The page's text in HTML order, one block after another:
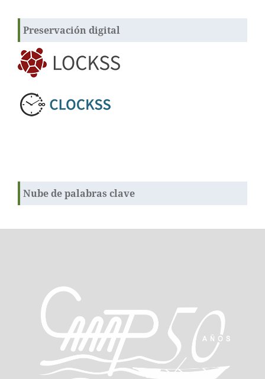
Preservación digital
Nube de palabras clave